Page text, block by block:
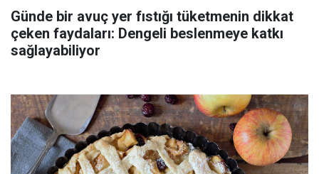
Günde bir avuç yer fıstığı tüketmenin dikkat
çeken faydaları: Dengeli beslenmeye katkı
sağlayabiliyor